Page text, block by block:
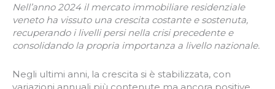
Nell’anno 2024 il mercato immobiliare residenziale
veneto ha vissuto una crescita costante e sostenuta,
recuperando i livelli persi nella crisi precedente e
consolidando la propria importanza a livello nazionale.
Negli ultimi anni, la crescita si è stabilizzata, con